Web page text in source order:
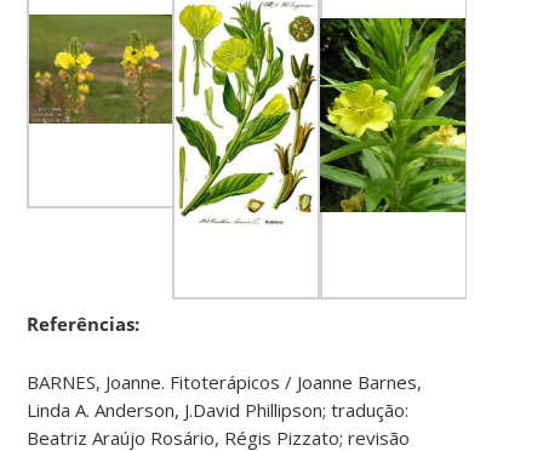
Referências:
BARNES, Joanne. Fitoterápicos / Joanne Barnes,
Linda A. Anderson, J.David Phillipson; tradução:
Beatriz Araújo Rosário, Régis Pizzato; revisão